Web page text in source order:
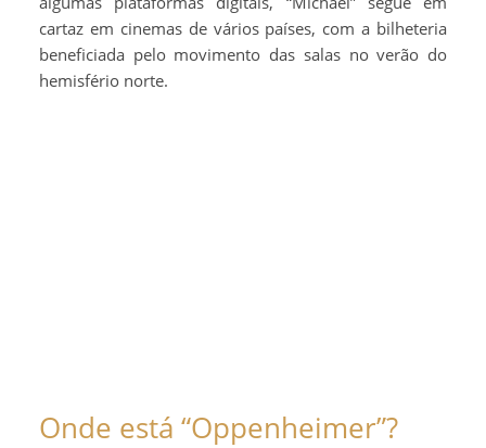
cartaz em cinemas de vários países, com a bilheteria
beneficiada pelo movimento das salas no verão do
hemisfério norte.
Onde está “Oppenheimer”?